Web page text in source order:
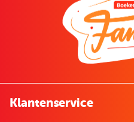
Klantenservice